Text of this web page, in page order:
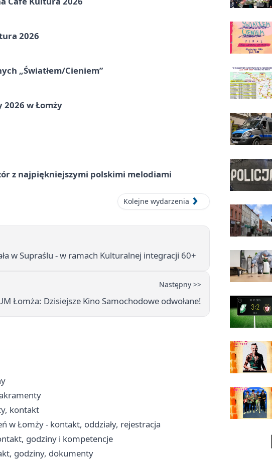
2026
„Światłem/Cieniem”
2026 w Łomży
z najpiękniejszymi polskimi melodiami
Kolejne wydarzenia
w Supraślu - w ramach Kulturalnej integracji 60+
Następny >>
Łomża: Dzisiejsze Kino Samochodowe odwołane!
kontakt
w Łomży - kontakt, oddziały, rejestracja
godziny i kompetencje
godziny, dokumenty